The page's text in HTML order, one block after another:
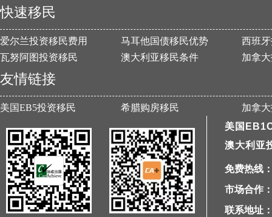
快速移民
爱尔兰投资移民费用 马耳他国债移民优势
西班
瓦努阿图投资移民
澳大利亚移民条件 加拿
友情链接
美国EB5投资移民 希腊购房移民 加拿
美国
澳大利亚
免费热线
市场合作
联系地址